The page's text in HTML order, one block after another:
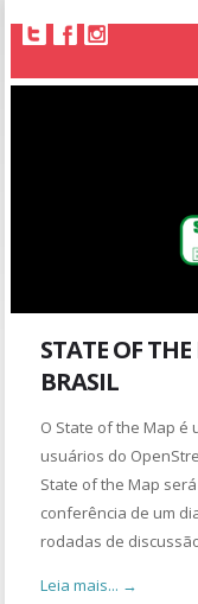
STATE OF
BRASIL
O State of the Map
usuários do
State of the Map
conferência de um
rodadas de
Leia mais... →